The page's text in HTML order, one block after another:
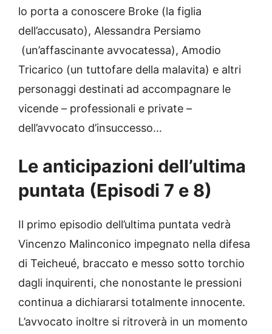
lo porta a conoscere Broke (la figlia
dell’accusato), Alessandra Persiamo
(un’affascinante avvocatessa), Amodio
Tricarico (un tuttofare della malavita) e altri
personaggi destinati ad accompagnare le
vicende – professionali e private –
dell’avvocato d’insuccesso…
Le anticipazioni dell’ultima
puntata (Episodi 7 e 8)
Il primo episodio dell’ultima puntata vedrà
Vincenzo Malinconico impegnato nella difesa
di Teicheué, braccato e messo sotto torchio
dagli inquirenti, che nonostante le pressioni
continua a dichiararsi totalmente innocente.
L’avvocato inoltre si ritroverà in un momento